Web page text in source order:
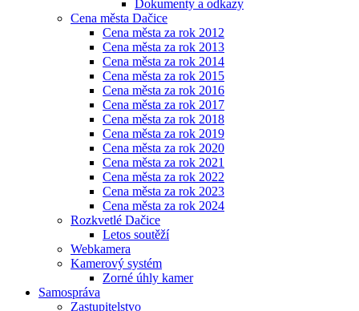
Dokumenty a odkazy
Cena města Dačice
Cena města za rok 2012
Cena města za rok 2013
Cena města za rok 2014
Cena města za rok 2015
Cena města za rok 2016
Cena města za rok 2017
Cena města za rok 2018
Cena města za rok 2019
Cena města za rok 2020
Cena města za rok 2021
Cena města za rok 2022
Cena města za rok 2023
Cena města za rok 2024
Rozkvetlé Dačice
Letos soutěží
Webkamera
Kamerový systém
Zorné úhly kamer
Samospráva
Zastupitelstvo